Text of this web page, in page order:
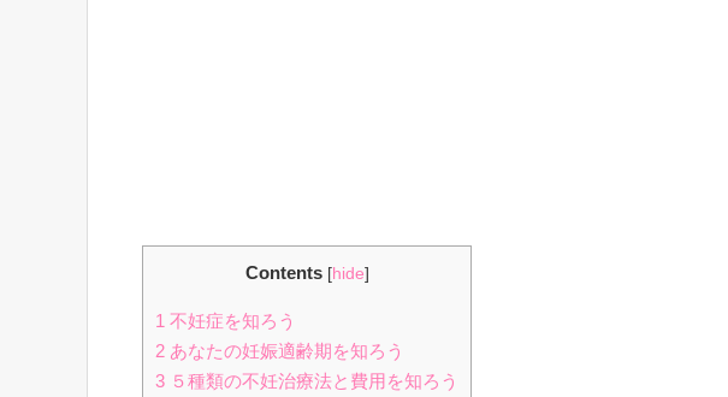
Contents [hide]
1 不妊症を知ろう
2 あなたの妊娠適齢期を知ろう
3 ５種類の不妊治療法と費用を知ろう